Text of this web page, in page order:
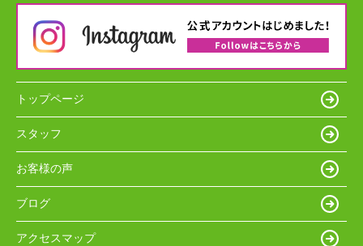
トップページ
スタッフ
お客様の声
ブログ
アクセスマップ